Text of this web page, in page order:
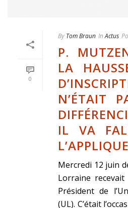
0
By Tom Braun In Actus
P.
LA
N’ÉTAIT
IL VA
Mercredi 12 juin
Lorraine
Président de
(UL). C’était